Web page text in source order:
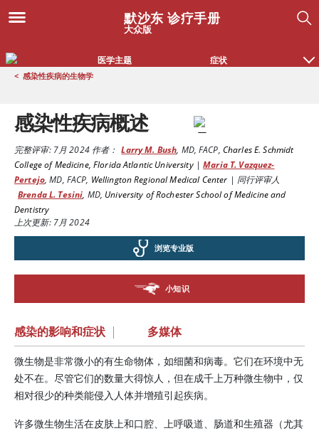
默沙东 诊疗手册
大众版
医学主题 症状
< 感染性疾病的生物学
感染性疾病概述
完整评审:7月 2024作者： Larry M. Bush, MD, FACP, Charles E. Schmidt
College of Medicine, Florida Atlantic University|Maria T. Vazquez-
Pertejo,MD, FACP, Wellington Regional Medical Center | 同行评审人
Brenda L. Tesini, MD, University of Rochester School of Medicine and
Dentistry
上次更新: 7月 2024
浏览专业版
小知识
感染的影响和症状 | 多媒体
微生物是非常微小的有生命物体，如细菌和病毒。它们在环境中无
处不在。尽管它们的数量大得惊人，但在成千上万种微生物中，仅
相对很少的种类能侵入人体并增殖引起疾病。
许多微生物生活在皮肤上和口腔、上呼吸道、肠道和生殖器（尤其